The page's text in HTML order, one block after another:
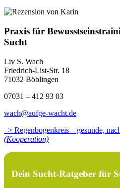
Praxis für
Sucht
Liv S. Wach
Friedrich-List-Str. 18
71032 Böblingen
07031 – 412 93 03
wach@aufge-wacht.de
–> Regenbogenkreis – gesunde,
(Kooperation)
Dein Sucht-Ratgeber für